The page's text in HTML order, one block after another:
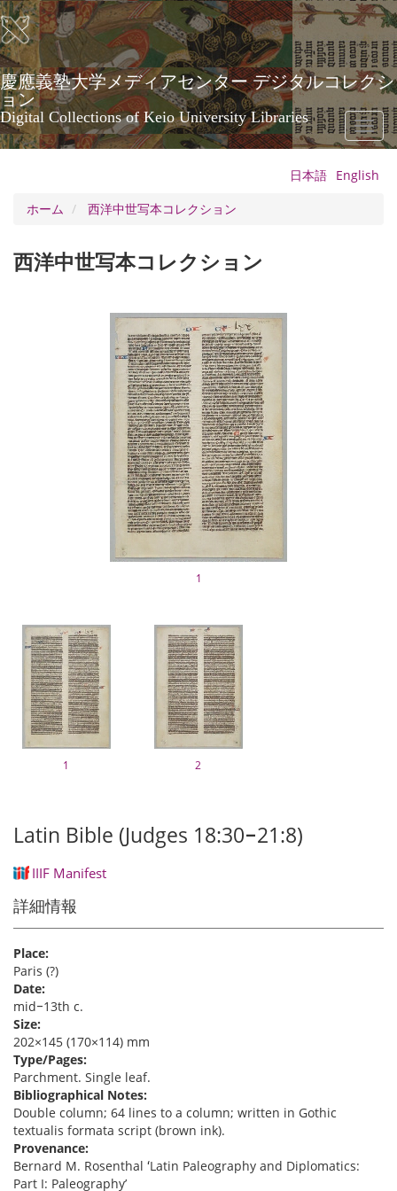
メ
イ
ン
コ
ン
テ
ン
ツ
に
慶應義塾大学メディアセンター デジタルコレクシ
ョン
Digital Collections of Keio University Libraries
Toggle
日本語 English
ホーム
西洋中世写本コレクション
西洋中世写本コレクション
1
1 2
Latin Bible (Judges 18:30‒21:8)
IIIF Manifest
詳細情報
Place:
Paris (?)
Date:
mid‒13th c.
Size:
202×145 (170×114) mm
Type/Pages:
Parchment. Single leaf.
Bibliographical Notes:
Double column; 64 lines to a column; written in Gothic
textualis formata script (brown ink).
Provenance:
Bernard M. Rosenthal ʻLatin Paleography and Diplomatics:
Part I: Paleographyʼ